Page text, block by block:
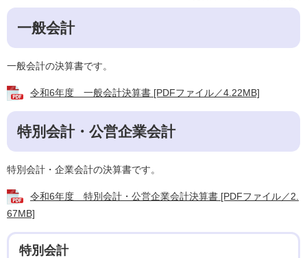
一般会計
一般会計の決算書です。
令和6年度 一般会計決算書 [PDFファイル／4.22MB]
特別会計・公営企業会計
特別会計・企業会計の決算書です。
令和6年度 特別会計・公営企業会計決算書 [PDFファイル／2.
67MB]
特別会計